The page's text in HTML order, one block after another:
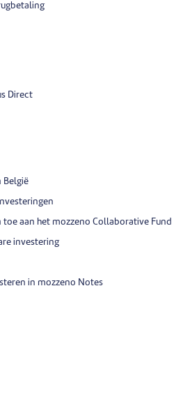
Direct
België
aan het mozzeno Collaborative Fund
investering
in mozzeno Notes